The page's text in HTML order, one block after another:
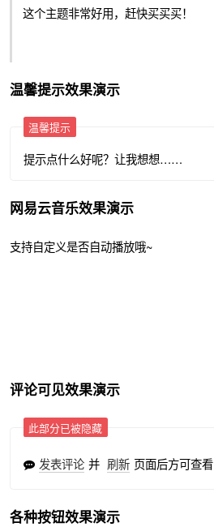
这个主题非常好用，赶快买买买！
温馨提示效果演示
温馨提示
提示点什么好呢？让我想想……
网易云音乐效果演示
支持自定义是否自动播放哦~
评论可见效果演示
此部分已被隐藏
发表评论 并 刷新 页面后方可查看
各种按钮效果演示